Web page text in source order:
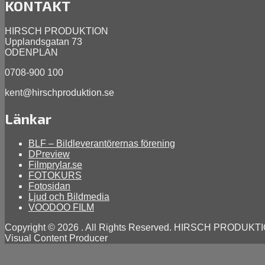
2014april
2026
KONTAKT
HIRSCH PRODUKTION
Upplandsgatan 73
ODENPLAN
0708-900 100
kent@hirschproduktion.se
Länkar
BLF – Bildleverantörernas förening
DPreview
Filmprylar.se
FOTOKURS
Fotosidan
Ljud och Bildmedia
VOODOO FILM
Copyright © 2026 . All Rights Reserved. HIRSCH
Visual Content Producer